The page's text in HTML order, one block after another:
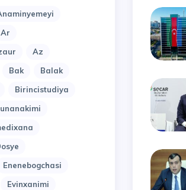
Ar
Az
Bak
Balak
Birincistudiya
Enenebogchasi
Evinxanimi